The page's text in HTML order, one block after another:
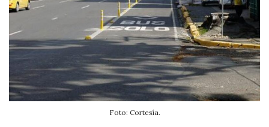
Foto: Cortesía.